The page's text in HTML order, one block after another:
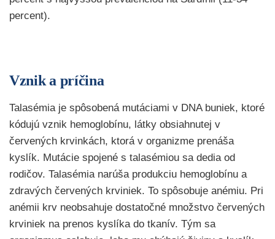
percent).
Vznik a príčina
Talasémia je spôsobená mutáciami v DNA buniek, ktoré
kódujú vznik hemoglobínu, látky obsiahnutej v
červených krvinkách, ktorá v organizme prenáša
kyslík. Mutácie spojené s talasémiou sa dedia od
rodičov. Talasémia narúša produkciu hemoglobínu a
zdravých červených krviniek. To spôsobuje anémiu. Pri
anémii krv neobsahuje dostatočné množstvo červených
krviniek na prenos kyslíka do tkanív. Tým sa